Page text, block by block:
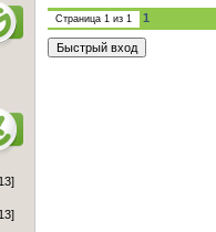
Страница 1из 1
1